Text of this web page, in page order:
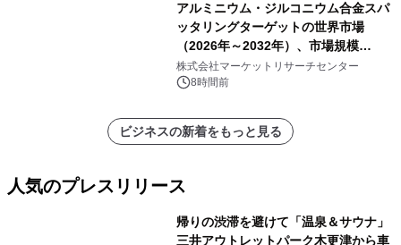
アルミニウム・ジルコニウム合金スパ
ッタリングターゲットの世界市場
（2026年～2032年）、市場規模
（0.995、0.999、その他）・分析レポ
ートを発表
株式会社マーケットリサーチセンター
8時間前
ビジネスの新着をもっと見る
人気のプレスリリース
帰りの渋滞を避けて「温泉＆サウナ」
三井アウトレットパーク木更津から車